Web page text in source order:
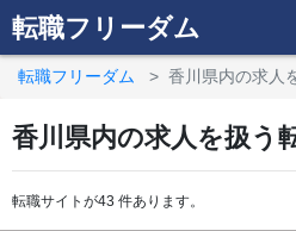
転職フリーダム
転職フリーダム 香川県内の求人
香川県内の求人を扱う
転職サイトが43 件あります。